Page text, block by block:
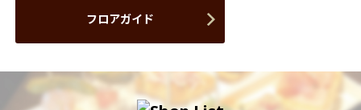
フロアガイド